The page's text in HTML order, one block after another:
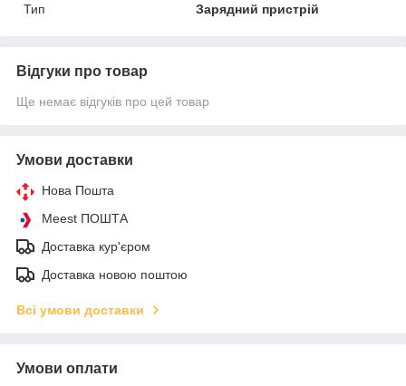
Тип
Зарядний пристрій
Відгуки про товар
Ще немає відгуків про цей товар
Умови доставки
Нова Пошта
Meest ПОШТА
Доставка кур'єром
Доставка новою поштою
Всі умови доставки
Умови оплати